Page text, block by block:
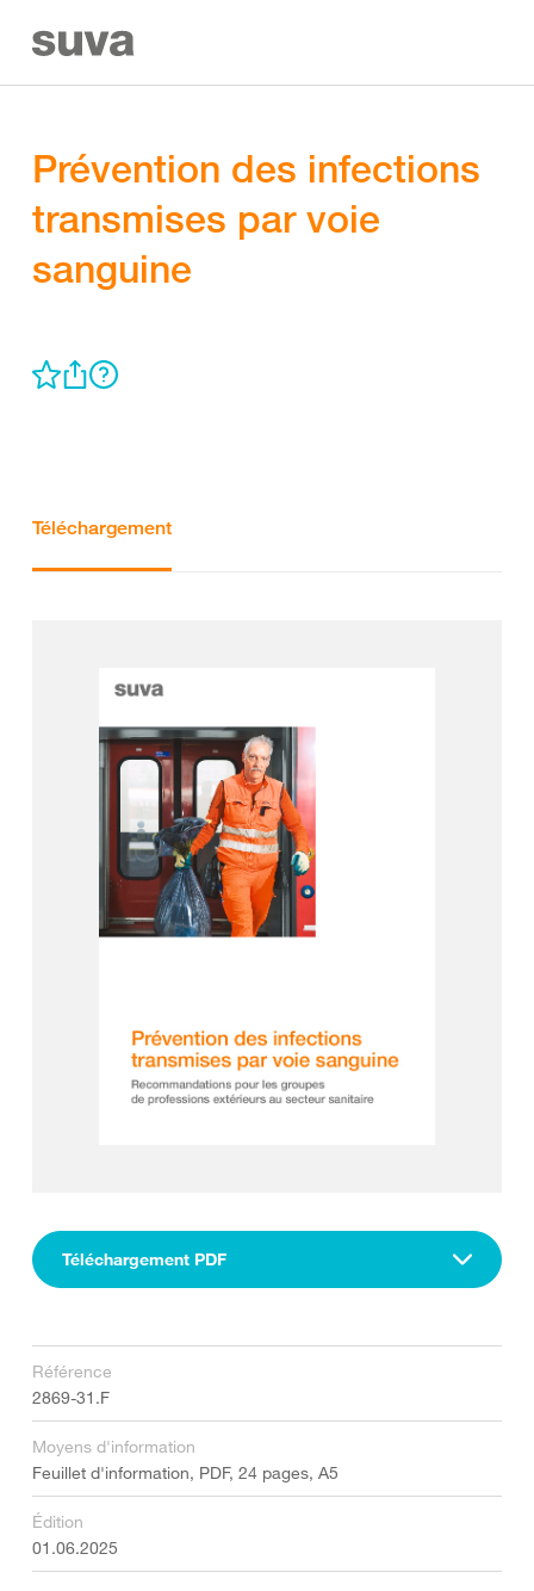
Prévention des infections
transmises par voie
sanguine
Téléchargement
Téléchargement PDF
Référence
2869-31.F
Moyens d'information
Feuillet d'information, PDF, 24 pages, A5
Édition
01.06.2025